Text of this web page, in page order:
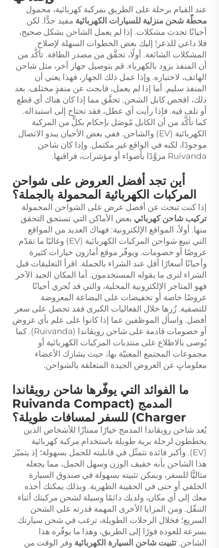
عند القيام برحلة على الطريق بمركبة كهربائية، محمول
محطّة شحن منزلية للسيارات الكهربائية مفيد جدًّا. لكن
أحيانًا تحدث مشكلات. إذا لم يعمل الشاحن بشكل صحيح،
فلا داعي للذعر! إليك بعض الخطوات السهلة لإصلاح
المشكلات الشائعة. أولًا، تحقَّق من مصدر الطاقة. تأكَّد من
أن المنفذ يزود بالكهرباء. قم بتوصيل جهاز آخر، مثل شاحن
الهاتف، لاختباره. وإذا عمل ذلك الجهاز، فهذا يعني أن
المنفذ سليم. أما إذا لم يعمل، فابحث عن منفذٍ مختلف. بعد
ذلك، افحص كابل الشحن. تحقَّق مما إذا كان هناك أي قطع
أو تلف فيه. فإذا رأيت أي عطل، فقد تحتاج إلى استبداله.
كما تأكَّد من أن الكابل مُوصَل بإحكام بكلٍّ من المركبة
الكهربائية (EV) والشاحن. ففي بعض الأحيان يبدو الاتصال
موجودًا، لكنه في الواقع غير مكتمل. وإذا كان شاحن
Ruivanda مزوَّدًا بأضواء أو مؤشرات، فراقبها.
أين تجد أفضل العروض على شواحن
المركبات الكهربائية المحمولة بالجملة؟
إذا كنت تبحث عن أفضل عرض على الشواحن المحمولة
تركيب شاحن كهربائي بعض الأماكن التي تستحق التحقق
منها. أولاً، المواقع الإلكترونية: فهناك العديد من المواقع
التي تبيع شواحن المركبات الكهربائية (EV) وغالبًا ما تقدّم
عروضًا أو خصومات. ويوفّر موقع أمازون خيارات كثيرة
وأحيانًا أسعارًا أقل عند الشراء بالجملة. اقرأ التعليقات قبل
الشراء لترى ما يقوله المستخدمون. أما المكان الجيد الآخر
فهو المتاجر الإلكترونية المحلية، والتي قد تُجري أحيانًا
عروضًا خاصة أو تخفيضات على البضاعة المعروضة
للتصفية. زُرها خلال الفعاليات الكبرى فقد تحصل على سعر
أفضل. واسأل الموظفين عما إذا كانوا على علم بأي عروض
أو خصومات قادمة على شاحن رويڤاندا (Ruivanda). كما
يُوصى بالاطلاع على منتديات المركبات الكهربائية أو
مجموعات المجتمع المعنيّة بها، حيث يشارك الأعضاء
معلوماتٍ عن العروض الجيدة المتعلقة بالشواحن.
ما الفوائد التي يوفّرها شاحن رويڤاندا
المدمج (Ruivanda Compact
Charger) للسفر لمسافات طويلة؟
يُعد شاحن رويڤاندا المدمج خيارًا ممتازًا للأشخاص الذين
يخططون لرحلة برية طويلة باستخدام مركبة كهربائية
(EV). وأكبر فائدة تتمثّل في قابليته للحمل بسهولة؛ إذ يتميّز
هذا الشاحن بأنه خفيف الوزن وسهل الحمل، مما يجعله
مثاليًّا للسفر، ويمكن تثبيته بسهولة في صندوق السيارة
الخلفي أو حتى في الحقيبة الظهرية. وبذلك يمكنك أخذه
معك إلى أي مكان، ولديك دائمًا وسيلة لشحن مركبتك أثناء
التنقّل. ومن المزايا الأخرى المهمة قدرته على الشحن
السريع؛ فخلال الرحلات الطويلة، ترغب في شحن سيارتك
بسرعة للعودة فورًا إلى الطريق، وهذا ما يوفّره هذا
الشاحن. تثبيت شاحن السيارة الكهربائية وفر الوقت من